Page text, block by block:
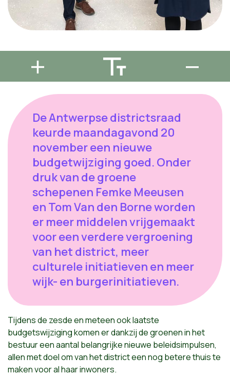
De Antwerpse districtsraad
keurde maandagavond 20
november een nieuwe
budgetwijziging goed. Onder
druk van de groene
schepenen Femke Meeusen
en Tom Van den Borne worden
er meer middelen vrijgemaakt
voor een verdere vergroening
van het district, meer
culturele initiatieven en meer
wijk- en burgerinitiatieven.
Tijdens de zesde en meteen ook laatste
budgetswijziging komen er dankzij de groenen in het
bestuur een aantal belangrijke nieuwe beleidsimpulsen,
allen met doel om van het district een nog betere thuis te
maken voor al haar inwoners.